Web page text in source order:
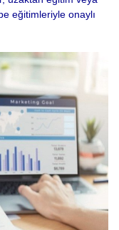
eğitimleriyle onaylı